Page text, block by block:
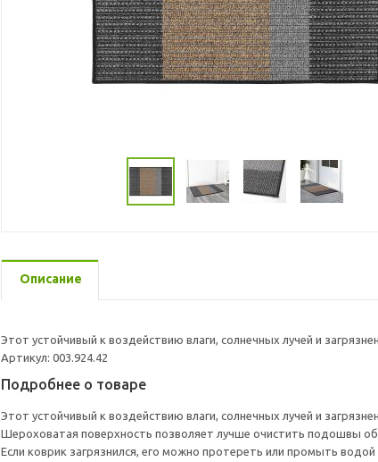
Описание
Этот устойчивый к воздействию влаги, солнечных лучей и
Артикул: 003.924.42
Подробнее о товаре
Этот устойчивый к воздействию влаги, солнечных лучей и
Шероховатая поверхность позволяет лучше очистить подошвы
Если коврик загрязнился, его можно протереть или промыть